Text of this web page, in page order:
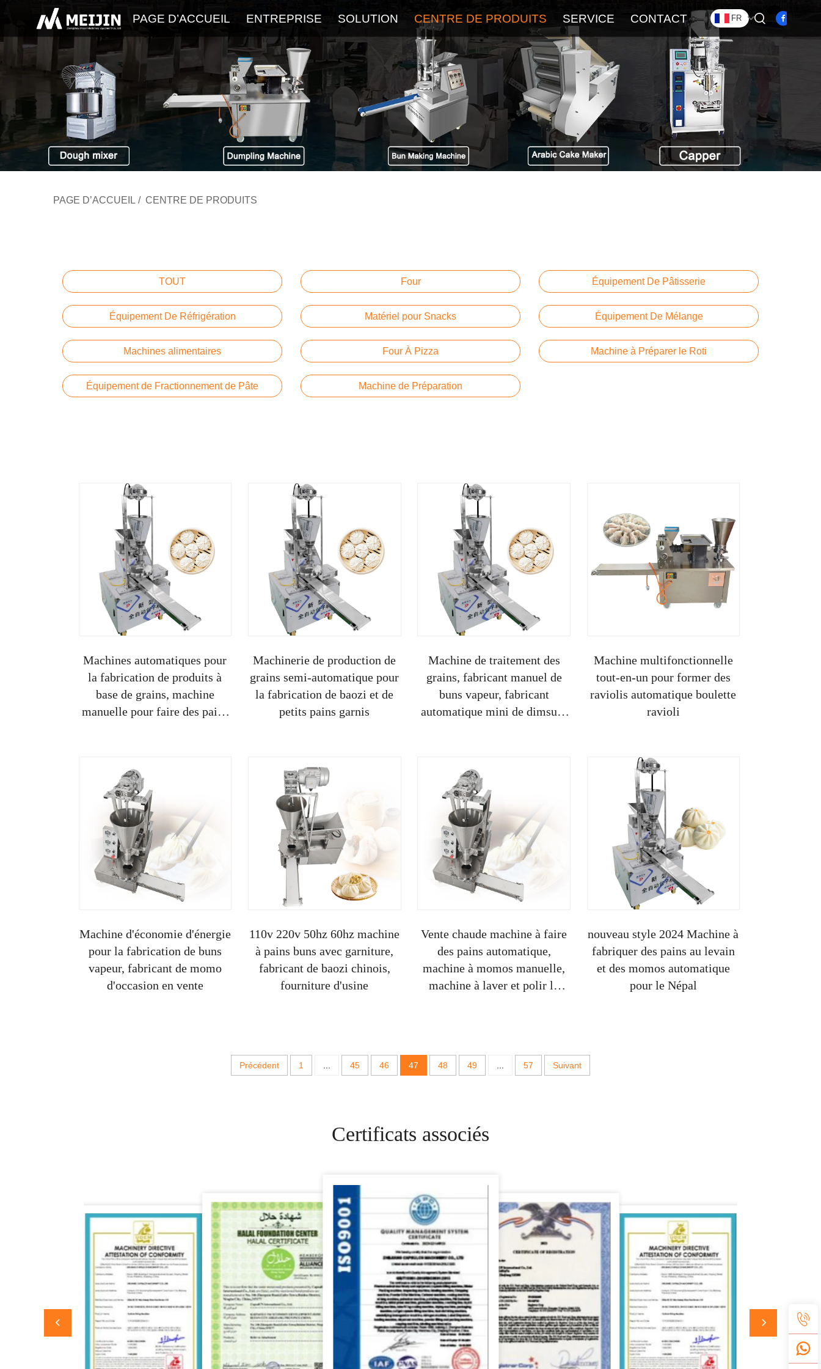
PAGE D’ACCUEIL ENTREPRISE
À Propos Dernier Blog
SOLUTION CENTRE DE PRODUITS SERVICE
Service FAQ
CONTACT FR
PAGE D’ACCUEIL / CENTRE DE PRODUITS
TOUT Four Équipement De Pâtisserie
Équipement De Réfrigération Matériel pour Snacks Équipement De Mélange
Machines alimentaires Four À Pizza Machine à Préparer le Roti
Équipement de Fractionnement de Pâte Machine de Préparation
Machines automatiques pour
la fabrication de produits à
base de grains, machine
manuelle pour faire des pains
Machinerie de production de
grains semi-automatique pour
la fabrication de baozi et de
petits pains garnis
Machine de traitement des
grains, fabricant manuel de
buns vapeur, fabricant
automatique mini de dimsum
Machine multifonctionnelle
tout-en-un pour former des
raviolis automatique boulette
ravioli
Machine d'économie d'énergie
pour la fabrication de buns
vapeur, fabricant de momo
d'occasion en vente
110v 220v 50hz 60hz machine
à pains buns avec garniture,
fabricant de baozi chinois,
fourniture d'usine
Vente chaude machine à faire
des pains automatique,
machine à momos manuelle,
machine à laver et polir le
nouveau style 2024 Machine à
fabriquer des pains au levain
et des momos automatique
pour le Népal
Précédent 1 45 46 47 48 49 57 Suivant
Certificats associés